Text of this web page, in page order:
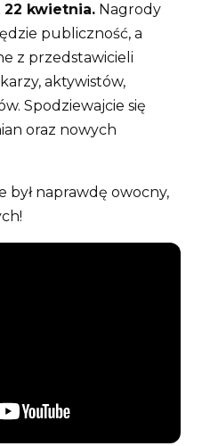
kwietnia. Nagrody
publiczność, a
z przedstawicieli
aktywistów,
Spodziewajcie się
oraz nowych
był naprawdę owocny,